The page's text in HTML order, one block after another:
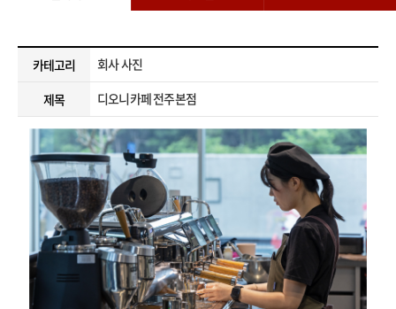
카테고리
회사 사진
제목
디오니카페 전주본점